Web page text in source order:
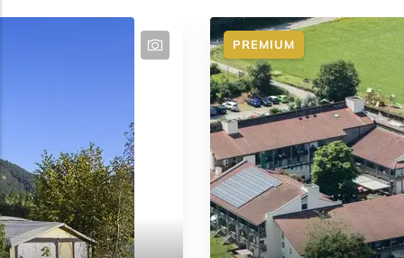
PREMIUM